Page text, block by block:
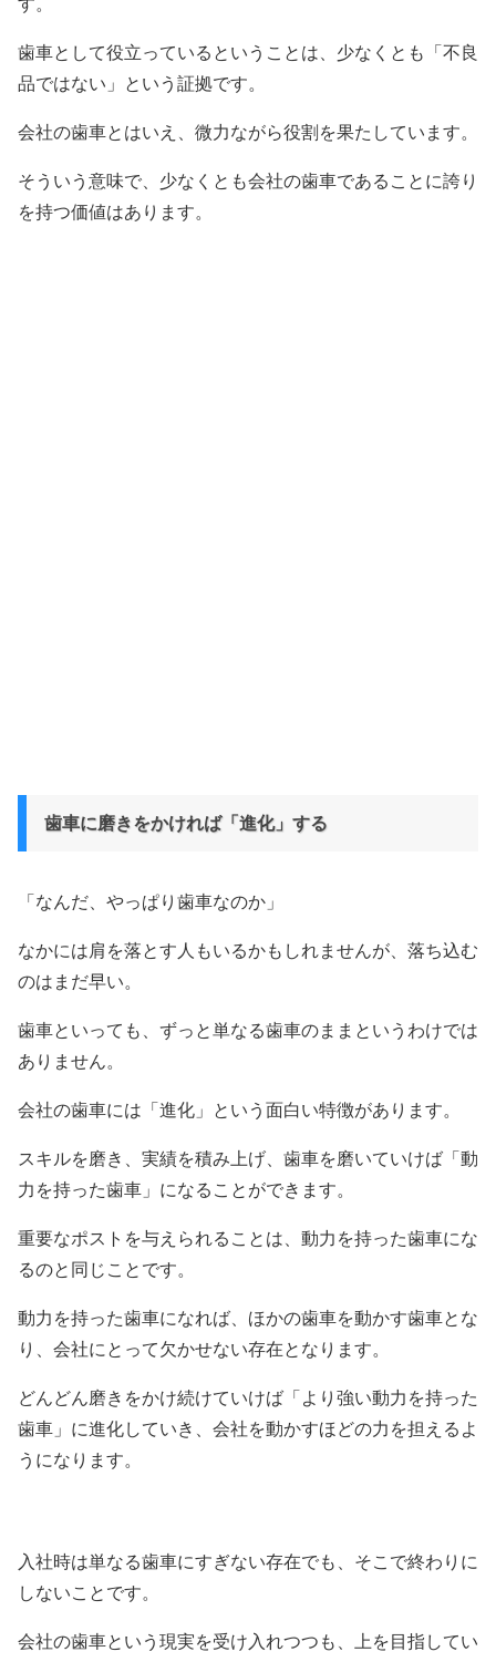
す。
歯車として役立っているということは、少なくとも「不良
品ではない」という証拠です。
会社の歯車とはいえ、微力ながら役割を果たしています。
そういう意味で、少なくとも会社の歯車であることに誇り
を持つ価値はあります。
歯車に磨きをかければ「進化」する
「なんだ、やっぱり歯車なのか」
なかには肩を落とす人もいるかもしれませんが、落ち込む
のはまだ早い。
歯車といっても、ずっと単なる歯車のままというわけでは
ありません。
会社の歯車には「進化」という面白い特徴があります。
スキルを磨き、実績を積み上げ、歯車を磨いていけば「動
力を持った歯車」になることができます。
重要なポストを与えられることは、動力を持った歯車にな
るのと同じことです。
動力を持った歯車になれば、ほかの歯車を動かす歯車とな
り、会社にとって欠かせない存在となります。
どんどん磨きをかけ続けていけば「より強い動力を持った
歯車」に進化していき、会社を動かすほどの力を担えるよ
うになります。
入社時は単なる歯車にすぎない存在でも、そこで終わりに
しないことです。
会社の歯車という現実を受け入れつつも、上を目指してい